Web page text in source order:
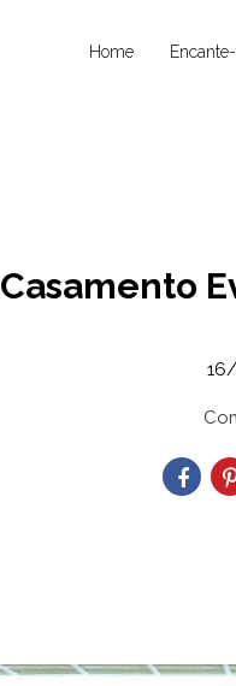
Home
Casamento